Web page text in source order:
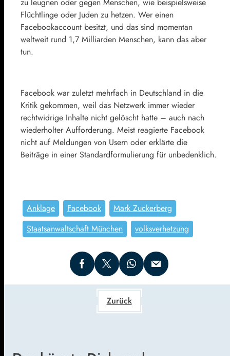
Flüchtlinge oder Juden zu hetzen. Wer einen
Facebookaccount besitzt, und das sind momentan
weltweit rund 1,7 Milliarden Menschen, kann das aber
tun.
Facebook war zuletzt mehrfach in Deutschland in die
Kritik gekommen, weil das Netzwerk immer wieder
rechtwidrige Inhalte nicht gelöscht hatte – auch nach
wiederholter Aufforderung. Meist reagierte Facebook
nicht auf Meldungen von Usern oder erklärte die
Beiträge in einer Standardformulierung für unbedenklich.
Anklage Facebook
Mark Zuckerberg
Staatsanwaltschaft München
volksverhetzung
Zurück